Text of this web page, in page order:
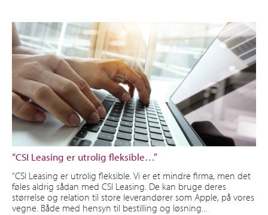
“CSI Leasing er utrolig fleksible…”
“CSI Leasing er utrolig fleksible. Vi er et mindre firma, men det
føles aldrig sådan med CSI Leasing. De kan bruge deres
størrelse og relation til store leverandører som Apple, på vores
vegne. Både med hensyn til bestilling og løsning...